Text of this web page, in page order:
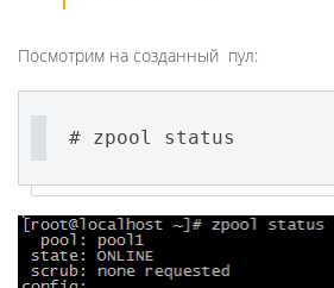
Посмотрим на созданный пул:
# zpool status